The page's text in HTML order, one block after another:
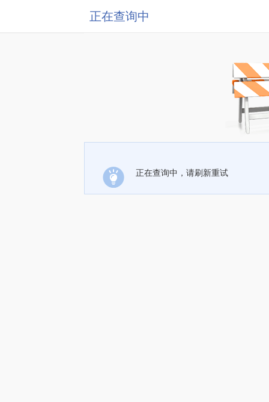
正在查询中
正在查询中，请刷新重试